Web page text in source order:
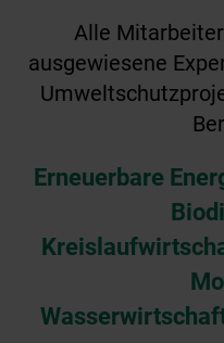
Alle
ausgewiesene
Erneuerbare